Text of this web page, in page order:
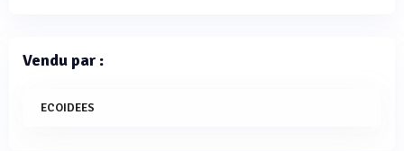
Vendu par :
ECOIDEES